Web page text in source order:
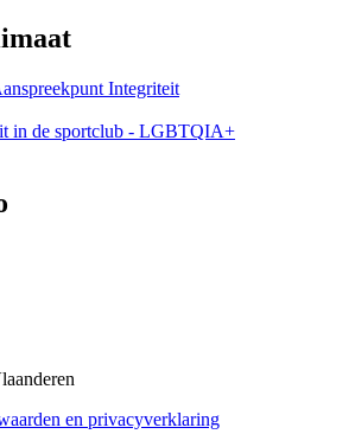
Integriteit
in de sportclub - LGBTQIA+
en privacyverklaring